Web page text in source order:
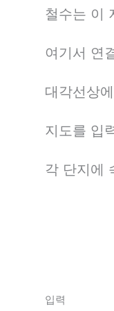
철수는 이
여기서 연
대각선상
지도를 입
각 단지에
입력